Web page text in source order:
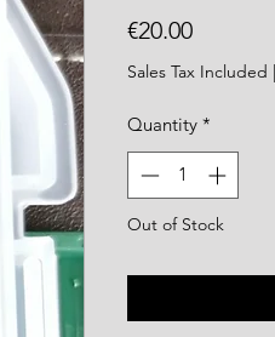
€20.00Price
Sales Tax Included |
Quantity *
Out of Stock